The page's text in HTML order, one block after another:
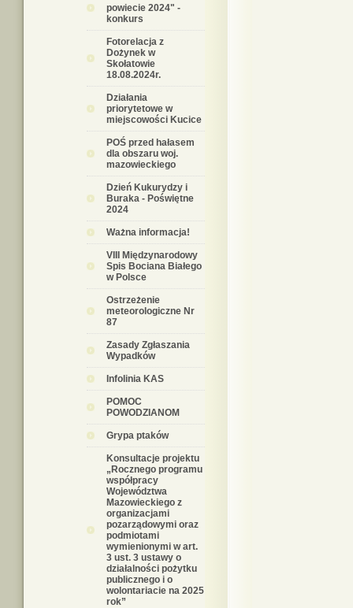
powiecie 2024" -
konkurs
Fotorelacja z
Dożynek w
Skołatowie
18.08.2024r.
Działania
priorytetowe w
miejscowości Kucice
POŚ przed hałasem
dla obszaru woj.
mazowieckiego
Dzień Kukurydzy i
Buraka - Poświętne
2024
Ważna informacja!
VIII Międzynarodowy
Spis Bociana Białego
w Polsce
Ostrzeżenie
meteorologiczne Nr
87
Zasady Zgłaszania
Wypadków
Infolinia KAS
POMOC
POWODZIANOM
Grypa ptaków
Konsultacje projektu
„Rocznego programu
współpracy
Województwa
Mazowieckiego z
organizacjami
pozarządowymi oraz
podmiotami
wymienionymi w art.
3 ust. 3 ustawy o
działalności pożytku
publicznego i o
wolontariacie na 2025
rok”